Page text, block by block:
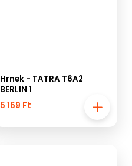
Hrnek - TATRA T6A2
BERLIN 1
5 169 Ft